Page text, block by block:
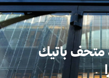
متحف باتيك